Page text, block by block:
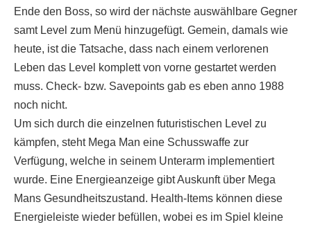
Ende den Boss, so wird der nächste auswählbare Gegner
samt Level zum Menü hinzugefügt. Gemein, damals wie
heute, ist die Tatsache, dass nach einem verlorenen
Leben das Level komplett von vorne gestartet werden
muss. Check- bzw. Savepoints gab es eben anno 1988
noch nicht.
Um sich durch die einzelnen futuristischen Level zu
kämpfen, steht Mega Man eine Schusswaffe zur
Verfügung, welche in seinem Unterarm implementiert
wurde. Eine Energieanzeige gibt Auskunft über Mega
Mans Gesundheitszustand. Health-Items können diese
Energieleiste wieder befüllen, wobei es im Spiel kleine